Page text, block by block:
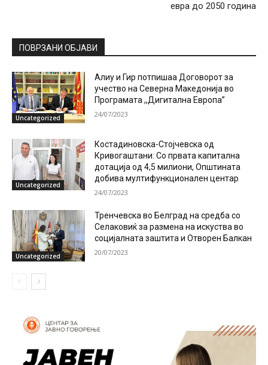
евра до 2050 година
ПОВРЗАНИ ОБЈАВИ
Uncategorized
Алиу и Гир потпишаа Договорот за
учество на Северна Македонија во
Програмата ,,Дигитална Европа”
24/07/2023
Uncategorized
Костадиновска-Стојчевска од
Кривогаштани: Со првата капитална
дотација од 4,5 милиони, Општината
добива мултифункционален центар
24/07/2023
Uncategorized
Тренчевска во Белград на средба со
Селаковиќ за размена на искуства во
социјалната заштита и Отворен Балкан
20/07/2023